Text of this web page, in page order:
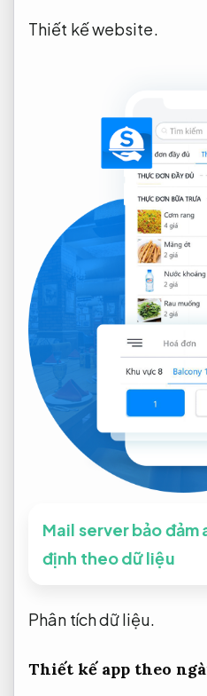
Thiết kế website.
Mail server bảo
định theo dữ liệu
Phân tích dữ liệu.
Thiết kế app theo